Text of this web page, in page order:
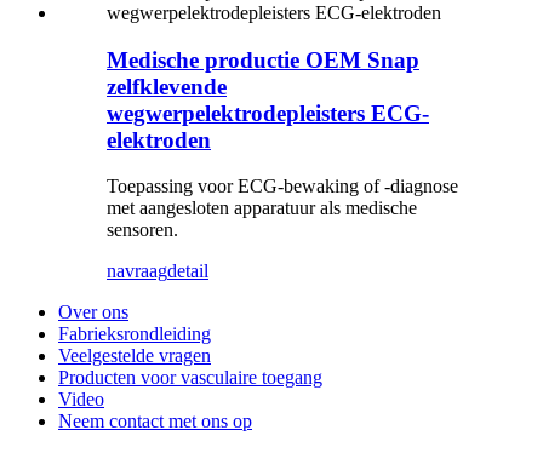
Medische productie OEM Snap
zelfklevende
wegwerpelektrodepleisters ECG-
elektroden
Toepassing voor ECG-bewaking of -diagnose
met aangesloten apparatuur als medische
sensoren.
navraagdetail
Over ons
Fabrieksrondleiding
Veelgestelde vragen
Producten voor vasculaire toegang
Video
Neem contact met ons op